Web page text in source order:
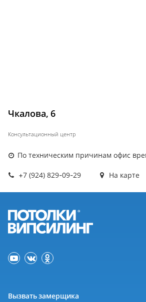
Чкалова, 6
Консультационный центр
По техническим причинам офис
+7 (924) 829-09-29 На карте
Вызвать замерщика